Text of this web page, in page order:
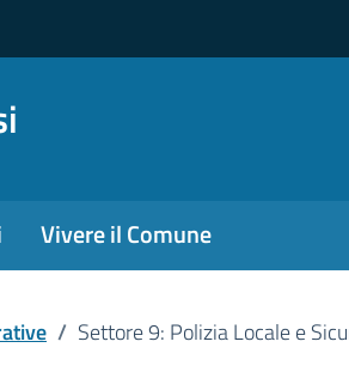
Vivere il Comune
/ Settore 9: Polizia Locale e